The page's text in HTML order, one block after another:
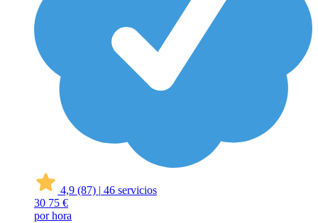
4,9 (87) | 46 servicios
30 75 €
por hora